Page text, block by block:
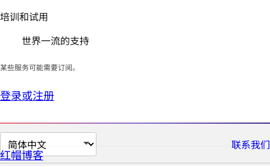
培训和试用
世界一流的支持
某些服务可能需要订阅。
登录或注册
切
换
联系我们
红帽博客